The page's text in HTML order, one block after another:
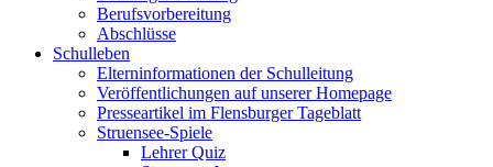
Berufsvorbereitung
Abschlüsse
Schulleben
Elterninformationen der Schulleitung
Veröffentlichungen auf unserer Homepage
Presseartikel im Flensburger Tageblatt
Struensee-Spiele
Lehrer Quiz